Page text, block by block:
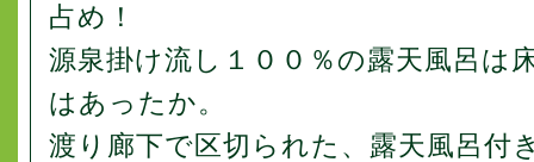
占め！
源泉掛け流し１００％の露天風呂は
はあったか。
渡り廊下で区切られた、露天風呂付